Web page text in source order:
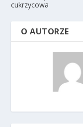
cukrzycowa
O AUTORZE